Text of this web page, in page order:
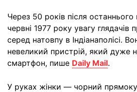
Через 50 років після
червні 1977 року увагу глядачів
серед натовпу в Індіанаполісі.
невеликий пристрій, який дуже
смартфон, пише Daily Mail.
У руках жінки — чорний